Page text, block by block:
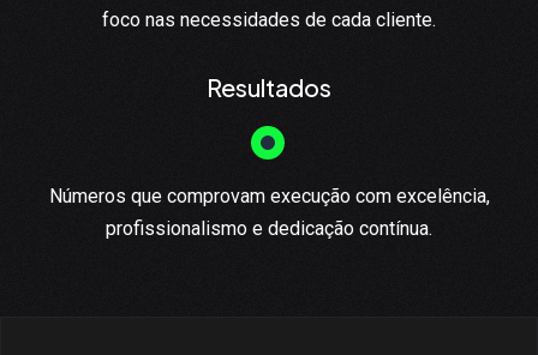
foco nas necessidades de cada cliente.
Resultados
Números que comprovam execução com excelência,
profissionalismo e dedicação contínua.